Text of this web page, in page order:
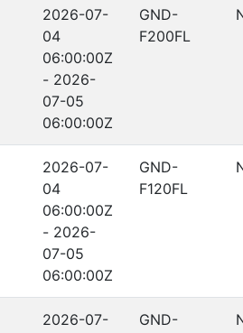
2026-07-
04
06:00:00Z
- 2026-
07-05
06:00:00Z
GND-
F200FL
2026-07-
04
06:00:00Z
- 2026-
07-05
06:00:00Z
GND-
F120FL
2026-07-
GND-